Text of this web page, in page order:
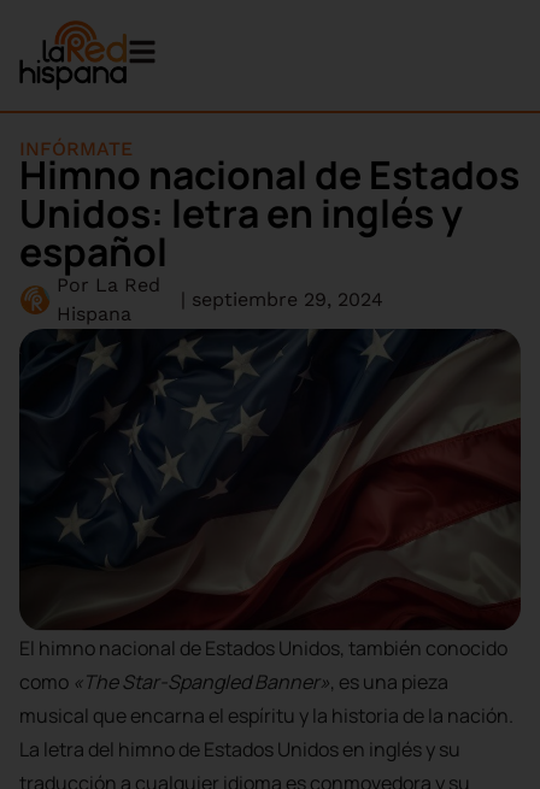
INFÓRMATE
Himno nacional de Estados
Unidos: letra en inglés y
español
Por La Red
Hispana
| septiembre 29, 2024
El himno nacional de Estados Unidos, también conocido
como «The Star-Spangled Banner», es una pieza
musical que encarna el espíritu y la historia de la nación.
La letra del himno de Estados Unidos en inglés y su
traducción a cualquier idioma es conmovedora y su